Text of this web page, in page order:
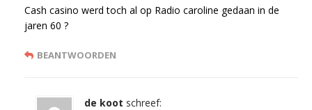
Cash casino werd toch al op Radio caroline gedaan in de
jaren 60 ?
BEANTWOORDEN
de koot schreef: